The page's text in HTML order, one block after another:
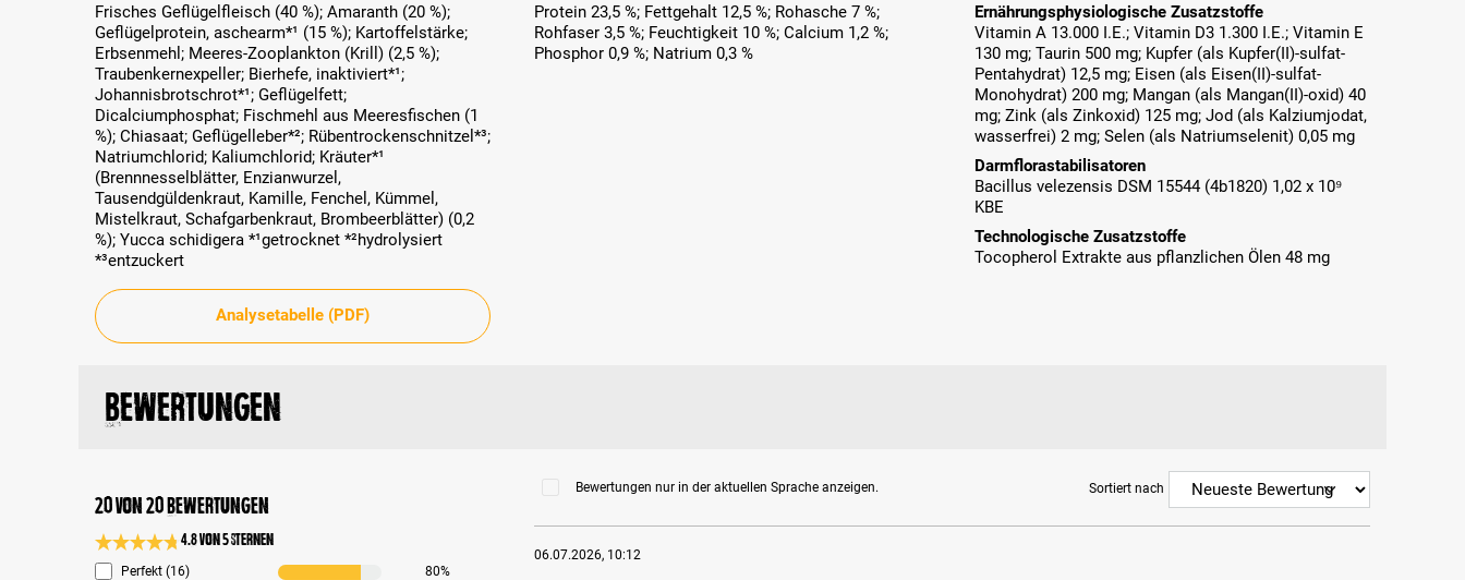
Frisches Geflügelfleisch (40 %); Amaranth (20 %);
Geflügelprotein, aschearm*¹ (15 %); Kartoffelstärke;
Erbsenmehl; Meeres-Zooplankton (Krill) (2,5 %);
Traubenkernexpeller; Bierhefe, inaktiviert*¹;
Johannisbrotschrot*¹; Geflügelfett;
Dicalciumphosphat; Fischmehl aus Meeresfischen (1
%); Chiasaat; Geflügelleber*²; Rübentrockenschnitzel*³;
Natriumchlorid; Kaliumchlorid; Kräuter*¹
(Brennnesselblätter, Enzianwurzel,
Tausendgüldenkraut, Kamille, Fenchel, Kümmel,
Mistelkraut, Schafgarbenkraut, Brombeerblätter) (0,2
%); Yucca schidigera *¹getrocknet *²hydrolysiert
*³entzuckert
Protein 23,5 %; Fettgehalt 12,5 %; Rohasche 7 %;
Rohfaser 3,5 %; Feuchtigkeit 10 %; Calcium 1,2 %;
Phosphor 0,9 %; Natrium 0,3 %
Ernährungsphysiologische Zusatzstoffe
Vitamin A 13.000 I.E.; Vitamin D3 1.300 I.E.; Vitamin E
130 mg; Taurin 500 mg; Kupfer (als Kupfer(II)-sulfat-
Pentahydrat) 12,5 mg; Eisen (als Eisen(II)-sulfat-
Monohydrat) 200 mg; Mangan (als Mangan(II)-oxid) 40
mg; Zink (als Zinkoxid) 125 mg; Jod (als Kalziumjodat,
wasserfrei) 2 mg; Selen (als Natriumselenit) 0,05 mg
Darmflorastabilisatoren
Bacillus velezensis DSM 15544 (4b1820) 1,02 x 10⁹
KBE
Technologische Zusatzstoffe
Tocopherol Extrakte aus pflanzlichen Ölen 48 mg
Analysetabelle (PDF)
Bewertungen
20 von 20 Bewertungen
Durchschnittliche Bewertung 4.8 von 5 Sternen
4.8 von 5 Sternen
Perfekt (16) 80%
Bewertungen nur in der aktuellen Sprache anzeigen. Sortiert nach
06.07.2026, 10:12